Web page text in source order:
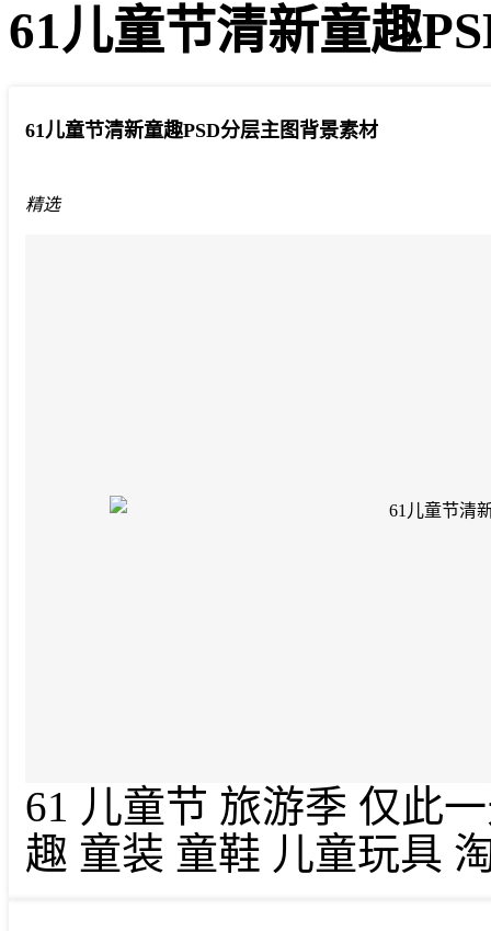
61儿童节清新童趣
61儿童节清新童趣PSD分层主图背景素材
精选
61 儿童节 旅游季 仅此
趣 童装 童鞋 儿童玩具